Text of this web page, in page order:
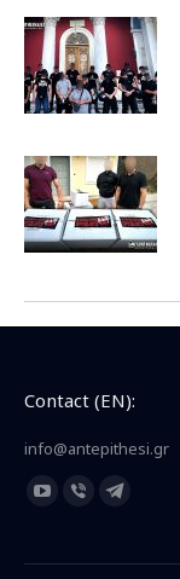
Contact (EN):
info@antepithesi.gr
Find us on:
YouTube
opens
Viber
opens
Telegram
opens